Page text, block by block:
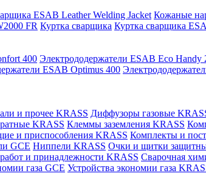
ESAB Leather Welding Jacket Кожаные
FR Куртка сварщика Куртка сварщика
400 Электрододержатели ESAB Eco Handy
ESAB Optimus 400
и прочее KRASS Диффузоры газовые
KRASS Клеммы заземления KRASS
и приспособления KRASS Комплекты и
GCE Ниппели KRASS Очки и щитки
и принадлежности KRASS Сварочная
газа GCE Устройства экономии газа